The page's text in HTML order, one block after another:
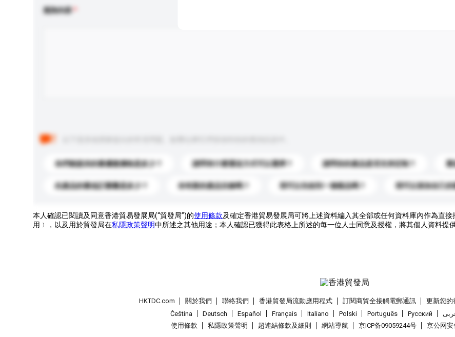
查詢內容
你們能提供的最優惠價格是多少？ 請問有什麼運送方式可以選擇？ 請問你的產品是否支持定制？
此產品的最低訂購量是多少？ 你有新的產品目錄嗎？ 我可以先收到一個樣品嗎？ 我可以添加自己的
本人確認已閱讀及同意香港貿易發展局(“貿發局”)的使用條款及確定香港貿易發展局可將上述資料編入其全部或任何資料庫內作為直
用﹞，以及用於貿發局在私隱政策聲明中所述之其他用途；本人確認已獲得此表格上所述的每一位人士同意及授權，將其個人資料提
HKTDC.com 關於我們 聯絡我們 香港貿發局流動應用程式 訂閱商貿全接觸電郵通訊 更新您的
Čeština
Deutsch Español Français Italiano Polski Português Pусский
使用條款
私隱政策聲明 超連結條款及細則 網站導航 京ICP备09059244号 京公网安